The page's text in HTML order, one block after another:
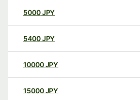
5000JPY
5400JPY
10000 JPY
15000 JPY